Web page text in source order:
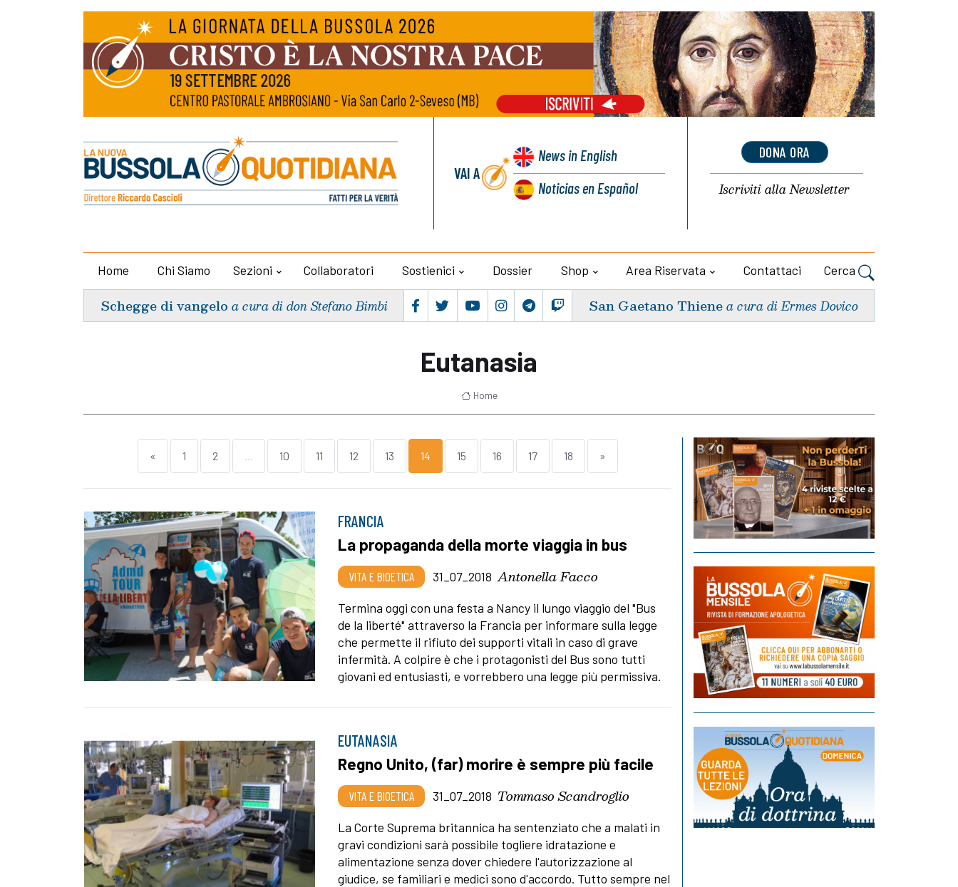
VAI A
Newsin English
Noticiasen Español
DONA ORA
Iscriviti allaNewsletter
Home Chi Siamo Sezioni Collaboratori Sostienici Dossier Shop Area Riservata Contattaci Cerca
Schegge di vangelo a cura di don Stefano Bimbi San Gaetano Thiene a cura di Ermes Dovico
Eutanasia
Home
« 1 2 ... 10 11 12 13 14 15 16 17 18 »
FRANCIA
La propaganda della morte viaggia in bus
VITA E BIOETICA 31_07_2018 Antonella Facco
Termina oggi con una festa a Nancy il lungo viaggio del "Bus
de la liberté" attraverso la Francia per informare sulla legge
che permette il rifiuto dei supporti vitali in caso di grave
infermità. A colpire è che i protagonisti del Bus sono tutti
giovani ed entusiasti, e vorrebbero una legge più permissiva.
EUTANASIA
Regno Unito, (far) morire è sempre più facile
VITA E BIOETICA 31_07_2018 Tommaso Scandroglio
La Corte Suprema britannica ha sentenziato che a malati in
gravi condizioni sarà possibile togliere idratazione e
alimentazione senza dover chiedere l'autorizzazione al
giudice, se familiari e medici sono d'accordo. Tutto sempre nel